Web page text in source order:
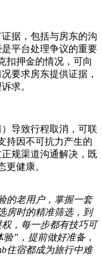
据，包括与房东的沟
平台处理争议的重要
扣押金的情况，可向
要求房东提供证据，
求。
导致行程取消，可联
持因不可抗力产生的
规渠道沟通解决，既
更健康。
的老用户，掌握一套
房时的精准筛选，到
，每一步都有技巧可
”，提前做好准备，
住宿都成为旅行中难